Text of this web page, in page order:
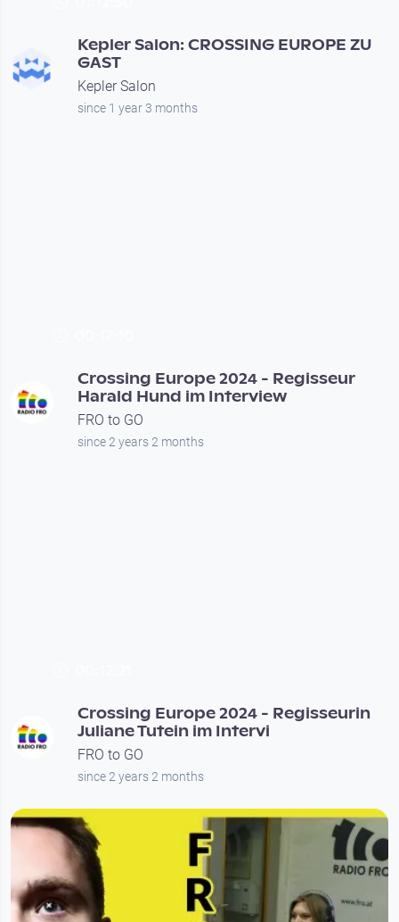
Kepler Salon: CROSSING EUROPE ZU
GAST
Kepler Salon
since 1 year 3 months
Crossing Europe 2024 - Regisseur
Harald Hund im Interview
FRO to GO
since 2 years 2 months
Crossing Europe 2024 - Regisseurin
Juliane Tutein im Intervi
FRO to GO
since 2 years 2 months